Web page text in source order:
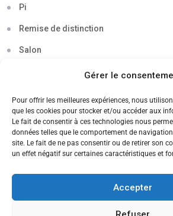
Gérer le
Pour offrir les meilleures expériences, nous
que les cookies pour stocker et/ou accéder aux
Le fait de consentir à ces technologies nous
données telles que le comportement de
site. Le fait de ne pas consentir ou de retirer son
un effet négatif sur certaines caractéristiques et
Accepter
Pi
Remise de distinction
Salon
Soirée
Sortie découverte
Tau
Voyage